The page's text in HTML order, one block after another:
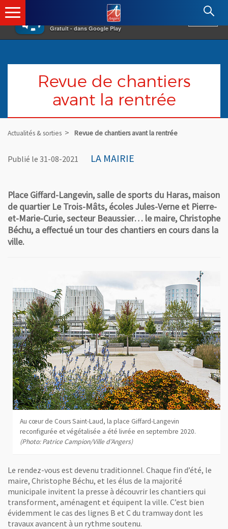
×
Gratuit - dans Google Play
Angers.fr : Retour à l'accueil
Revue de chantiers
avant la rentrée
Actualités & sorties Revue de chantiers avant la rentrée
Publié le 31-08-2021 LA MAIRIE
Place Giffard-Langevin, salle de sports du Haras, maison
de quartier Le Trois-Mâts, écoles Jules-Verne et Pierre-
et-Marie-Curie, secteur Beaussier… le maire, Christophe
Béchu, a effectué un tour des chantiers en cours dans la
ville.
Au cœur de Cours Saint-Laud, la place Giffard-Langevin
reconfigurée et végétalisée a été livrée en septembre 2020.
(Photo: Patrice Campion/Ville d’Angers)
Le rendez-vous est devenu traditionnel. Chaque fin d’été, le
maire, Christophe Béchu, et les élus de la majorité
municipale invitent la presse à découvrir les chantiers qui
transforment, aménagent et équipent la ville. C’est bien
évidemment le cas des lignes B et C du tramway dont les
travaux avancent à un rythme soutenu.